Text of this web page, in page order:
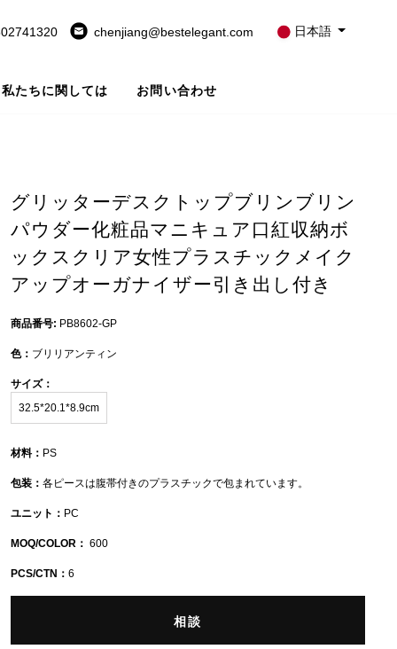
chenjiang@bestelegant.com 日本語
私たちに関しては お問い合わせ
グリッターデスクトップブリンブリン
パウダー化粧品マニキュア口紅収納ボ
ックスクリア女性プラスチックメイク
アップオーガナイザー引き出し付き
商品番号: PB8602-GP
色： ブリリアンティン
サイズ：
32.5*20.1*8.9cm
材料： PS
包装： 各ピースは腹帯付きのプラスチックで包まれています。
ユニット： PC
MOQ/COLOR： 600
PCS/CTN： 6
相談